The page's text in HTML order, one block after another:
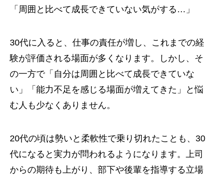
「周囲と比べて成長できていない気がする…」
30代に入ると、仕事の責任が増し、これまでの経
験が評価される場面が多くなります。しかし、そ
の一方で「自分は周囲と比べて成長できていな
い」「能力不足を感じる場面が増えてきた」と悩
む人も少なくありません。
20代の頃は勢いと柔軟性で乗り切れたことも、30
代になると実力が問われるようになります。上司
からの期待も上がり、部下や後輩を指導する立場